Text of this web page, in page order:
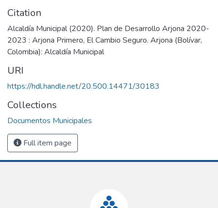
Citation
Alcaldía Municipal (2020). Plan de Desarrollo Arjona 2020-
2023 : Arjona Primero, El Cambio Seguro. Arjona (Bolívar,
Colombia): Alcaldía Municipal
URI
https://hdl.handle.net/20.500.14471/30183
Collections
Documentos Municipales
Full item page